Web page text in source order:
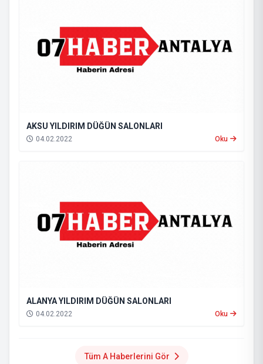
AKSU YILDIRIM DÜĞÜN SALONLARI
04.02.2022 Oku
ALANYA YILDIRIM DÜĞÜN SALONLARI
04.02.2022 Oku
Tüm A Haberlerini Gör